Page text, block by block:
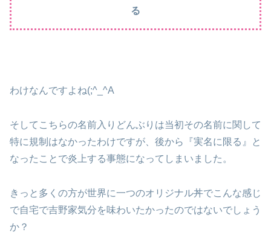
る
わけなんですよね(;^_^A
そしてこちらの名前入りどんぶりは当初その名前に関して
特に規制はなかったわけですが、後から『実名に限る』と
なったことで炎上する事態になってしまいました。
きっと多くの方が世界に一つのオリジナル丼でこんな感じ
で自宅で吉野家気分を味わいたかったのではないでしょう
か？